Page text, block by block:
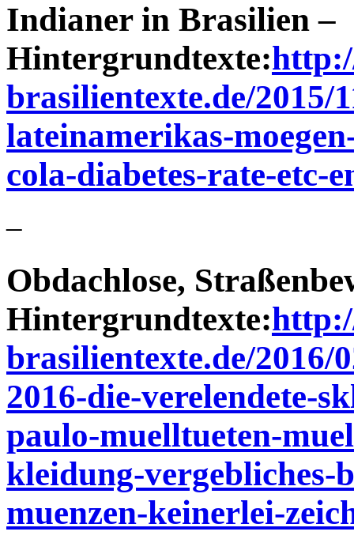
Indianer in Brasilien –
Hintergrundtexte:
brasilientexte.de/2015/
lateinamerikas-
cola-diabetes-rate-etc-
–
Obdachlose,
Hintergrundtexte:
brasilientexte.de/2016/
2016-die-verelendete-
paulo-muelltueten-
kleidung-vergebliches-
muenzen-keinerlei-